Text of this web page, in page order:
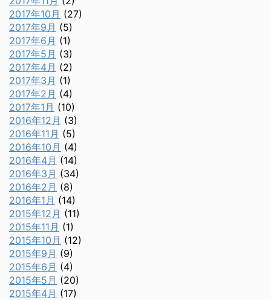
2017年10月 (27)
2017年9月 (5)
2017年6月 (1)
2017年5月 (3)
2017年4月 (2)
2017年3月 (1)
2017年2月 (4)
2017年1月 (10)
2016年12月 (3)
2016年11月 (5)
2016年10月 (4)
2016年4月 (14)
2016年3月 (34)
2016年2月 (8)
2016年1月 (14)
2015年12月 (11)
2015年11月 (1)
2015年10月 (12)
2015年9月 (9)
2015年6月 (4)
2015年5月 (20)
2015年4月 (17)